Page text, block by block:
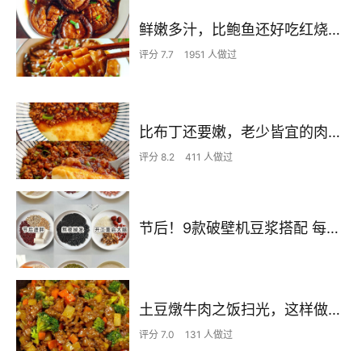
鲜嫩多汁，比鲍鱼还好吃红烧香菇
评分 7.7 1951 人做过
比布丁还要嫩，老少皆宜的肉沫蒸蛋
评分 8.2 411 人做过
节后！9款破壁机豆浆搭配 每天不重样喝出好状态！
土豆燉牛肉之饭扫光，这样做也太香了吧，还没出锅已是浓香四溢了
评分 7.0 131 人做过